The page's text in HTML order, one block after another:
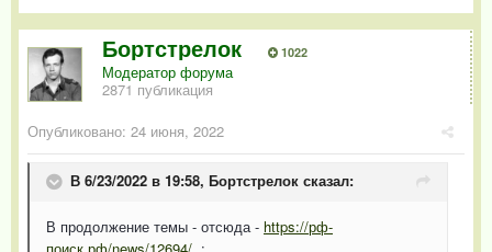
Бортстрелок 1022
Модератор форума
2871 публикация
Опубликовано: 24 июня, 2022
В 6/23/2022 в 19:58, Бортстрелок сказал:
В продолжение темы - отсюда - https://рф-